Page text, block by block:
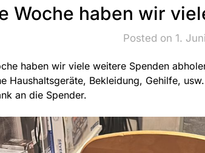
Woche haben wir
Posted on 1.
haben wir viele weitere Spenden
Haushaltsgeräte, Bekleidung, Gehilfe, usw.
an die Spender.